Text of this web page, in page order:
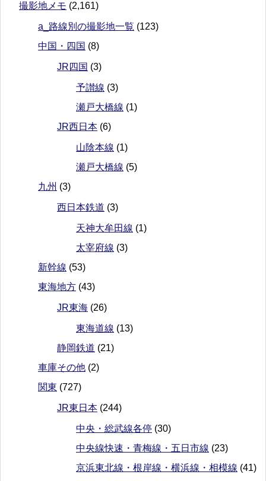
撮影地メモ (2,161)
a_路線別の撮影地一覧 (123)
中国・四国 (8)
JR四国 (3)
予讃線 (3)
瀬戸大橋線 (1)
JR西日本 (6)
山陰本線 (1)
瀬戸大橋線 (5)
九州 (3)
西日本鉄道 (3)
天神大牟田線 (1)
太宰府線 (3)
新幹線 (53)
東海地方 (43)
JR東海 (26)
東海道線 (13)
静岡鉄道 (21)
車庫その他 (2)
関東 (727)
JR東日本 (244)
中央・総武線各停 (30)
中央線快速・青梅線・五日市線 (23)
京浜東北線・根岸線・横浜線・相模線 (41)